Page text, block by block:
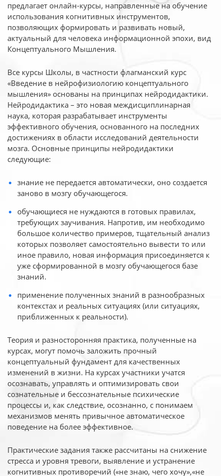
предлагает онлайн-курсы, направленные на обучение
использования когнитивных инструментов,
позволяющих формировать и развивать новый,
актуальный для человека информационной эпохи, вид
Концептуального Мышления.
Все курсы Школы, в частности флагманский курс
«Введение в нейрофизиологию концептуального
мышления» основаны на принципах нейродидактики.
Нейродидактика – это новая междисциплинарная
наука, которая разрабатывает инструменты
эффективного обучения, основанного на последних
достижениях в области исследований деятельности
мозга. Основные принципы нейродидактики
следующие:
знание не передается автоматически, оно создается
заново в мозгу обучающегося.
обучающиеся не нуждаются в готовых правилах,
требующих заучивания. Напротив, им необходимо
большое количество примеров, тщательный анализ
которых позволяет самостоятельно вывести то или
иное правило, новая информация присоединяется к
уже сформированной в мозгу обучающегося базе
знаний.
применение полученных знаний в разнообразных
контекстах и реальных ситуациях (или ситуациях,
приближенных к реальности).
Теория и разносторонняя практика, полученные на
курсах, могут помочь заложить прочный
концептуальный фундамент для качественных
изменений в жизни. На курсах участники учатся
осознавать, управлять и оптимизировать свои
сознательные и бессознательные психические
процессы и, как следствие, осознанно, с понимаем
механизмов менять привычное автоматическое
поведение на более эффективное.
Практические задания также рассчитаны на снижение
стресса и уровня тревоги, выявление и устранение
когнитивных противоречий («не знаю, чего хочу»,«не